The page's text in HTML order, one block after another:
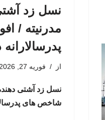
نسل زد
مدرنیته /
از فوریه 27, 2026
نسل زد آشتی
شاخص های